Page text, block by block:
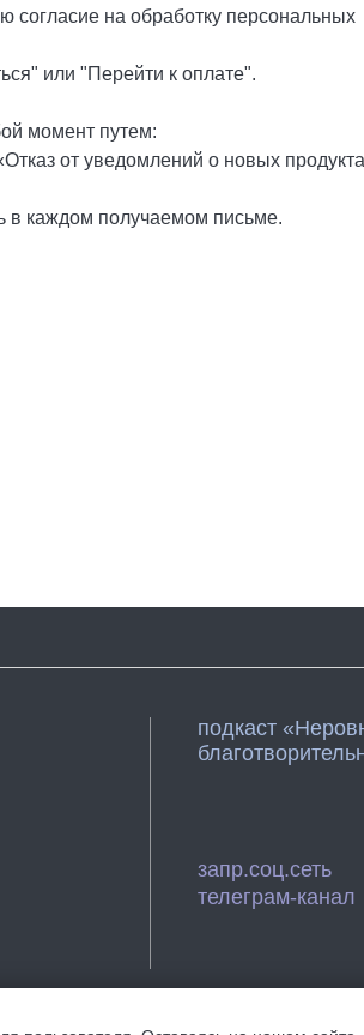
согласие на обработку персональных
или "Перейти к оплате".
момент путем:
от уведомлений о новых
в каждом получаемом письме.
подкаст
запр.соц.сеть
телеграм-канал
Согласие на обработку